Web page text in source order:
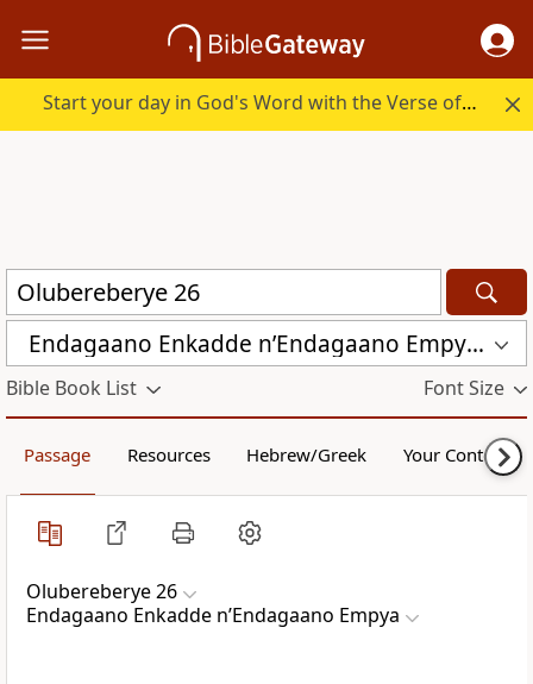
Start your day in God's Word with the Verse of the Day.
Endagaano Enkadde nʼEndagaano Empya (LCB)
Bible Book List Font Size
Passage Resources Hebrew/Greek Your Content
Olubereberye 26
Endagaano Enkadde nʼEndagaano Empya